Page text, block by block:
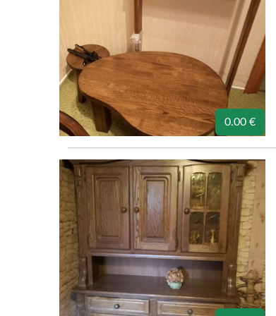
0.00 €